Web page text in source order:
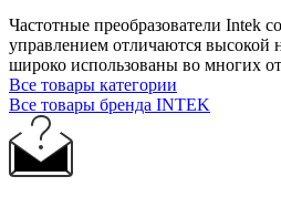
Частотные преобразователи Intek
управлением отличаются высокой
широко использованы во многих
Все товары категории
Все товары бренда INTEK